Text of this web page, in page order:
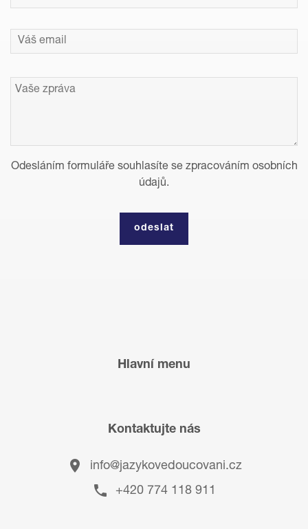
Odesláním formuláře souhlasíte se zpracováním osobních
údajů.
Hlavní menu
Kontaktujte nás
info@jazykovedoucovani.cz
+420 774 118 911